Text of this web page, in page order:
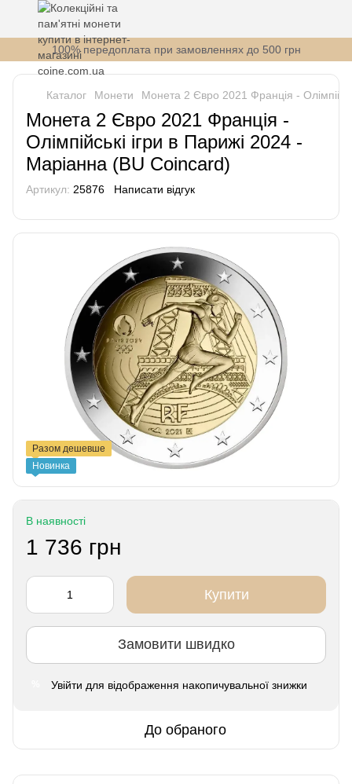
100% передоплата при замовленнях до 500 грн
Каталог Монети Монета 2 Євро 2021 Франція -
Монета 2 Євро 2021 Франція -
Олімпійські ігри в Парижі 2024 -
Маріанна (BU Coincard)
Артикул: 25876 Написати відгук
Разом дешевше
Новинка
В наявності
1 736 грн
Купити
Замовити швидко
Увійти для відображення накопичувальної знижки
До обраного